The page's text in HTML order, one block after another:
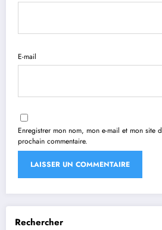
E-mail
Enregistrer mon nom, mon e-mail et mon site
prochain commentaire.
Rechercher